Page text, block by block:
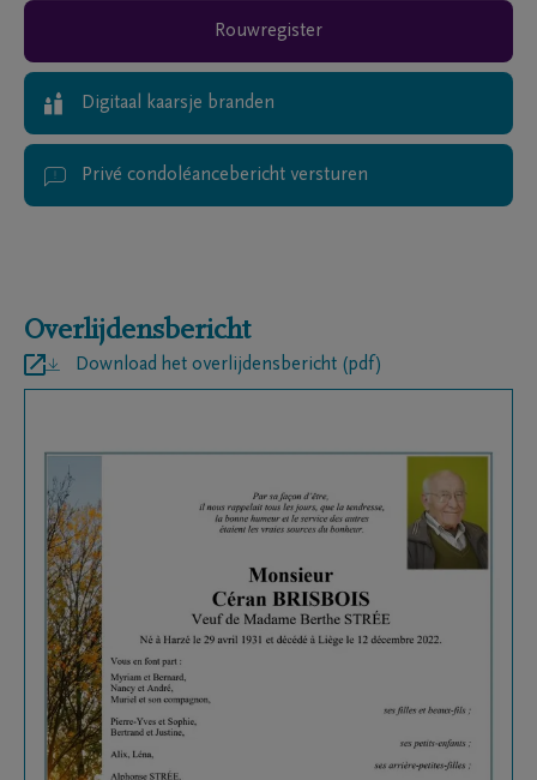
Rouwregister
Digitaal kaarsje branden
Privé condoléancebericht versturen
Overlijdensbericht
Download het overlijdensbericht (pdf)